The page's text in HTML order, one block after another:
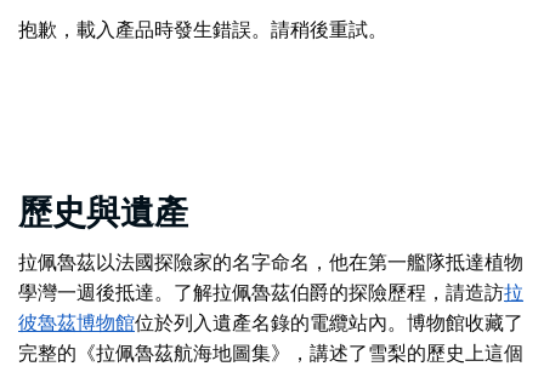
抱歉，載入產品時發生錯誤。請稍後重試。
歷史與遺產
拉佩魯茲以法國探險家的名字命名，他在第一艦隊抵達植物
學灣一週後抵達。了解拉佩魯茲伯爵的探險歷程，請造訪拉
彼魯茲博物館位於列入遺產名錄的電纜站內。博物館收藏了
完整的《拉佩魯茲航海地圖集》，講述了雪梨的歷史上這個